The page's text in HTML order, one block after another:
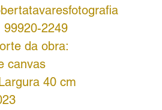
2249
da obra:
canvas
40 cm